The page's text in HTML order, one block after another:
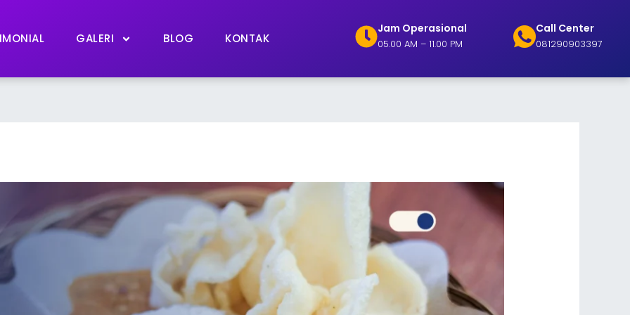
GALERI BLOG KONTAK
Jam Operasional
05.00 AM – 11.00 PM
Call Center
081290903397